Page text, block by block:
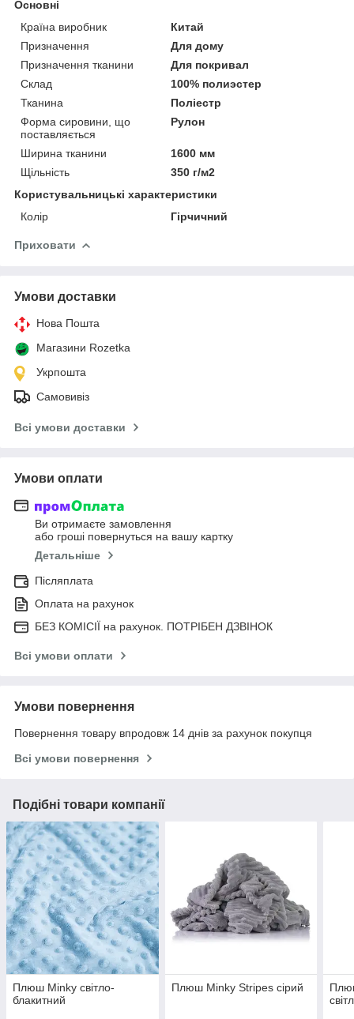
Основні
Країна виробник
Китай
Призначення
Для дому
Призначення тканини
Для покривал
Склад
100% полиэстер
Тканина
Поліестр
Форма сировини, що
поставляється
Рулон
Ширина тканини
1600 мм
Щільність
350 г/м2
Користувальницькі характеристики
Колір
Гірчичний
Приховати
Умови доставки
Нова Пошта
Магазини Rozetka
Укрпошта
Самовивіз
Всі умови доставки
Умови оплати
Ви отримаєте замовлення
або гроші повернуться на вашу картку
Детальніше
Післяплата
Оплата на рахунок
БЕЗ КОМІСІЇ на рахунок. ПОТРІБЕН ДЗВІНОК
Всі умови оплати
Умови повернення
Повернення товару впродовж 14 днів за рахунок покупця
Всі умови повернення
Подібні товари компанії
Плюш Minky світло-
блакитний
Плюш Minky Stripes сірий